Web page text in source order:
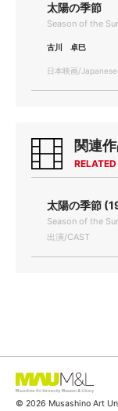
太陽の季節
Season of the
古川 卓巳
日本映画/Japanese
関連
太陽の季節
Season of the
出演/CAST
© 2026 Musashino Art